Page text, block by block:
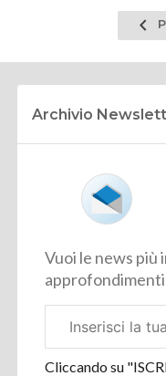
Archivio
Vuoi le news più
aziendale
Cliccando su